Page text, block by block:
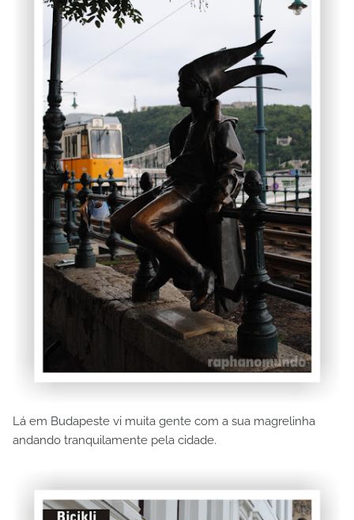
Lá em Budapeste vi muita gente com a sua magrelinha
andando tranquilamente pela cidade.